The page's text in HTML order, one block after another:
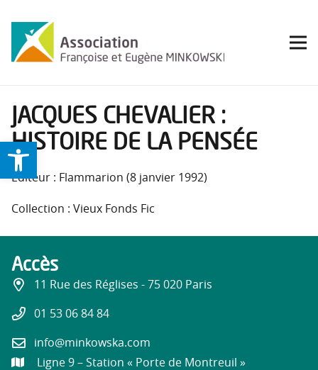
Ouvrir la barre d’outils
JACQUES CHEVALIER :
HISTOIRE DE LA PENSÉE
Éditeur : Flammarion (8 janvier 1992)
Collection : Vieux Fonds Fic
Accès
11 Rue des Réglises - 75 020 Paris
01 53 06 84 84
info@minkowska.com
Ligne 9 – Station « Porte de Montreuil »